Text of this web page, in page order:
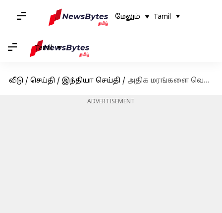
மேலும் Tamil
Tamil
வீடு / செய்தி / இந்தியா செய்தி / அதிக மரங்களை வெட்ட முற்பட்டதற்காக மும்பை மெட்ரோவிற்கு அபராதம்: உச்ச நீதிமன்றம்
ADVERTISEMENT